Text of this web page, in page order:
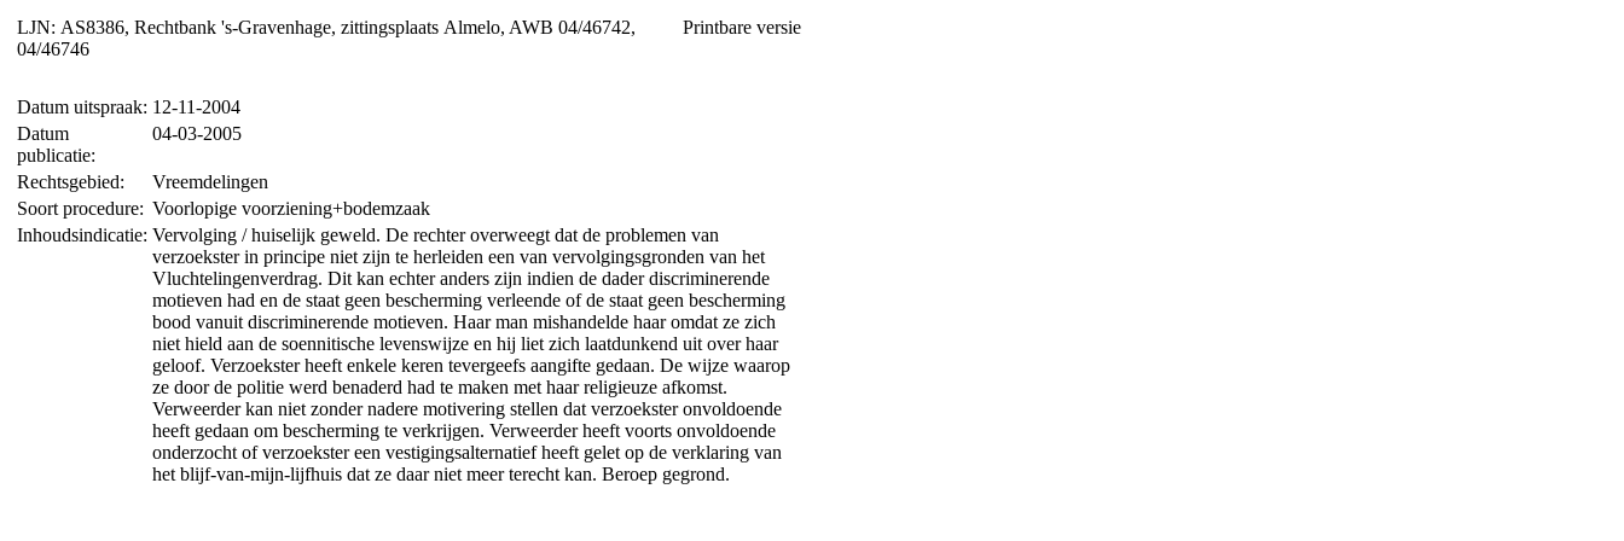
LJN: AS8386, Rechtbank 's-Gravenhage, zittingsplaats Almelo, AWB 04/46742,
04/46746
Printbare versie
Datum uitspraak: 12-11-2004
Datum
publicatie:
04-03-2005
Rechtsgebied:
Vreemdelingen
Soort procedure: Voorlopige voorziening+bodemzaak
Inhoudsindicatie: Vervolging / huiselijk geweld. De rechter overweegt dat de problemen van
verzoekster in principe niet zijn te herleiden een van vervolgingsgronden van het
Vluchtelingenverdrag. Dit kan echter anders zijn indien de dader discriminerende
motieven had en de staat geen bescherming verleende of de staat geen bescherming
bood vanuit discriminerende motieven. Haar man mishandelde haar omdat ze zich
niet hield aan de soennitische levenswijze en hij liet zich laatdunkend uit over haar
geloof. Verzoekster heeft enkele keren tevergeefs aangifte gedaan. De wijze waarop
ze door de politie werd benaderd had te maken met haar religieuze afkomst.
Verweerder kan niet zonder nadere motivering stellen dat verzoekster onvoldoende
heeft gedaan om bescherming te verkrijgen. Verweerder heeft voorts onvoldoende
onderzocht of verzoekster een vestigingsalternatief heeft gelet op de verklaring van
het blijf-van-mijn-lijfhuis dat ze daar niet meer terecht kan. Beroep gegrond.